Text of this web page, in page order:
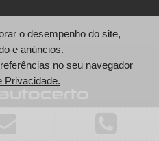
interclassicos.com.br/
o desempenho do site,
e anúncios.
no seu navegador
Privacidade.